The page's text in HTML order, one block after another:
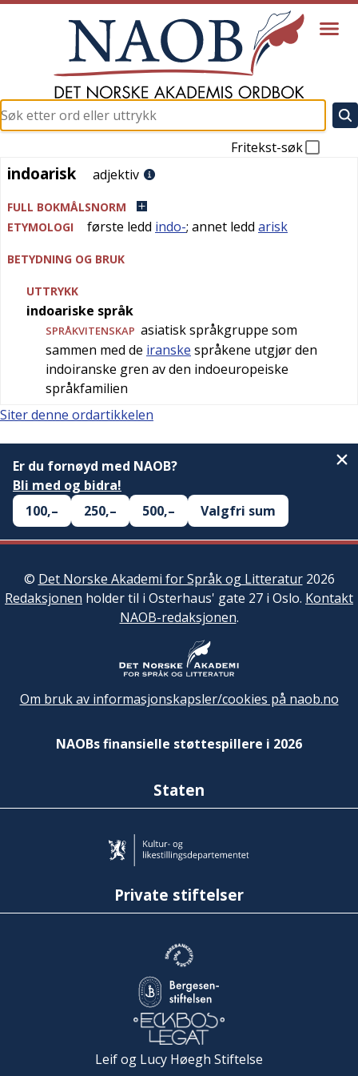
Fritekst-søk
indoarisk
indoarisk adjektiv
FULL BOKMÅLSNORM
ETYMOLOGI
første ledd indo-; annet ledd arisk
BETYDNING OG BRUK
UTTRYKK
indoariske språk
SPRÅKVITENSKAP asiatisk språkgruppe som
sammen med de iranske språkene utgjør den
indoiranske gren av den indoeuropeiske
språkfamilien
Siter denne ordartikkelen
Er du fornøyd med NAOB?
Bli med og bidra!
100,–
250,– 500,– Valgfri sum
© Det Norske Akademi for Språk og Litteratur2026
Redaksjonen holder til i Osterhaus' gate 27 i Oslo. Kontakt
NAOB-redaksjonen.
Om bruk av informasjonskapsler/cookies på naob.no
NAOBs finansielle støttespillere i 2026
Staten
Private stiftelser
Leif og Lucy Høegh Stiftelse